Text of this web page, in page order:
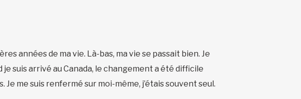
années de ma vie. Là-bas, ma vie se passait bien. Je
je suis arrivé au Canada, le changement a été difficile
Je me suis renfermé sur moi-même, j’étais souvent seul.